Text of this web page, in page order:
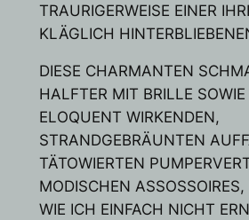
TRAURIGERWEISE EINER
KLÄGLICH
DIESE CHARMANTEN
HALFTER MIT BRILLE SOWIE
ELOQUENT WIRKENDEN,
STRANDGEBRÄUNTEN
TÄTOWIERTEN
MODISCHEN
WIE ICH EINFACH NICHT